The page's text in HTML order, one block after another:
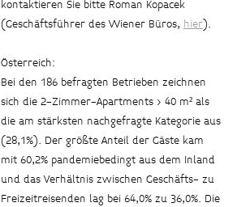
kontaktieren Sie bitte Roman Kopacek
(Geschäftsführer des Wiener Büros, hier).
Österreich:
Bei den 186 befragten Betrieben zeichnen
sich die 2-Zimmer-Apartments > 40 m² als
die am stärksten nachgefragte Kategorie aus
(28,1%). Der größte Anteil der Gäste kam
mit 60,2% pandemiebedingt aus dem Inland
und das Verhältnis zwischen Geschäfts- zu
Freizeitreisenden lag bei 64,0% zu 36,0%. Die